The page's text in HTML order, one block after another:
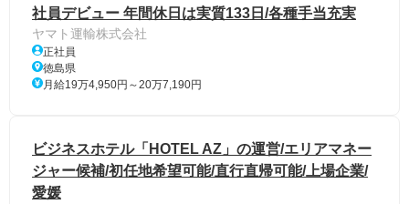
社員デビュー 年間休日は実質133日/各種手当充実
ヤマト運輸株式会社
正社員
徳島県
月給19万4,950円～20万7,190円
ビジネスホテル「HOTEL AZ」の運営/エリアマネー
ジャー候補/初任地希望可能/直行直帰可能/上場企業/
愛媛